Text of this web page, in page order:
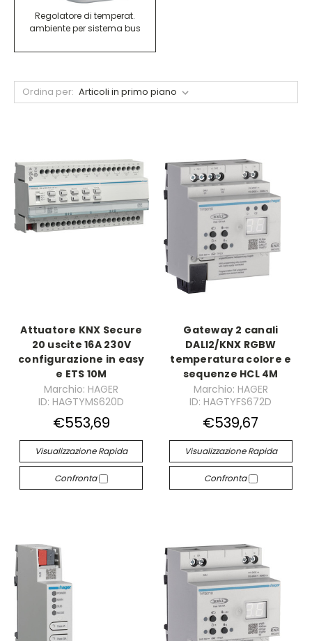
Regolatore di temperat.
ambiente per sistema bus
Ordina per:
Attuatore KNX Secure
20 uscite 16A 230V
configurazione in easy
e ETS 10M
Marchio: HAGER
ID: HAGTYMS620D
€553,69
Visualizzazione Rapida
Confronta
Gateway 2 canali
DALI2/KNX RGBW
temperatura colore e
sequenze HCL 4M
Marchio: HAGER
ID: HAGTYFS672D
€539,67
Visualizzazione Rapida
Confronta